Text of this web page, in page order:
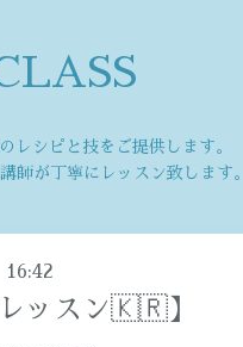
レシピと技をご提供します。
師が丁寧にレッスン致します。
ッスン🇰🇷】